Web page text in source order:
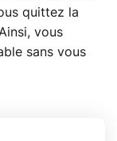
quittez la
vous
sans vous